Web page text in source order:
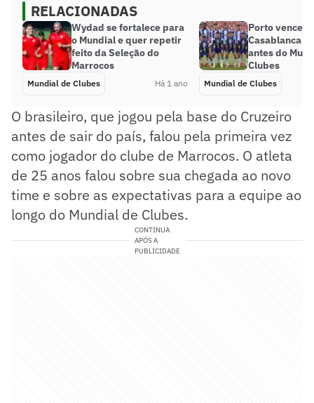
RELACIONADAS
Wydad se fortalece para
o Mundial e quer repetir
feito da Seleção do
Marrocos
Mundial de Clubes Há 1 ano
Porto vence
Casablanca
antes do
Clubes
Mundial de Clubes
O brasileiro, que jogou pela base do Cruzeiro
antes de sair do país, falou pela primeira vez
como jogador do clube de Marrocos. O atleta
de 25 anos falou sobre sua chegada ao novo
time e sobre as expectativas para a equipe ao
longo do Mundial de Clubes.
CONTINUA
APÓS A
PUBLICIDADE